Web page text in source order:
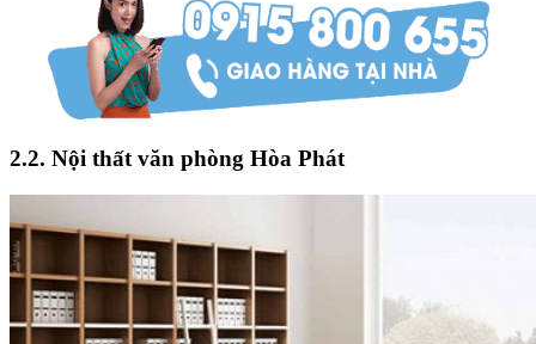
2.2. Nội thất văn phòng Hòa Phát